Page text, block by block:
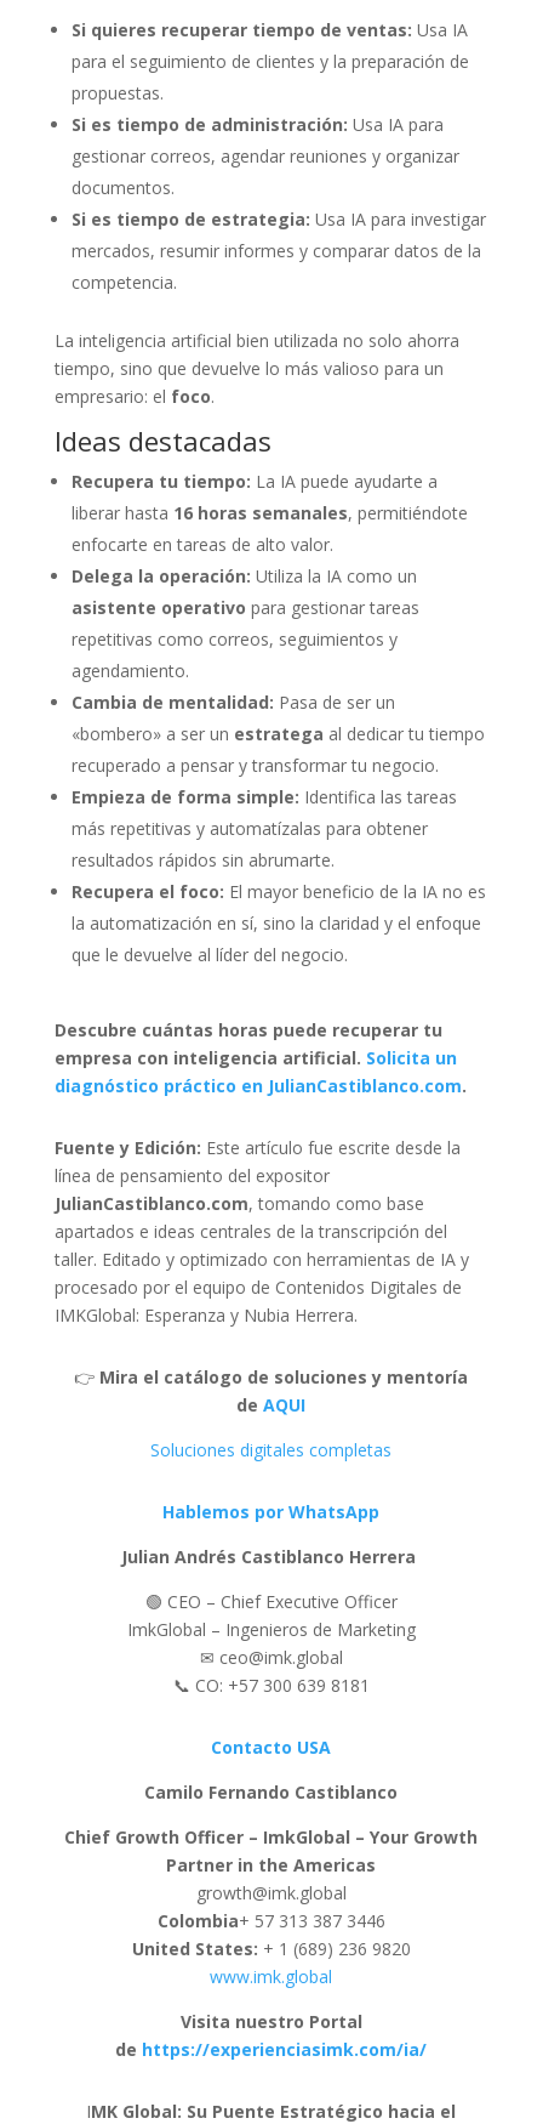
Si quieres recuperar tiempo de ventas: Usa IA
para el seguimiento de clientes y la preparación de
propuestas.
Si es tiempo de administración: Usa IA para
gestionar correos, agendar reuniones y organizar
documentos.
Si es tiempo de estrategia: Usa IA para investigar
mercados, resumir informes y comparar datos de la
competencia.
La inteligencia artificial bien utilizada no solo ahorra
tiempo, sino que devuelve lo más valioso para un
empresario: el foco.
Ideas destacadas
Recupera tu tiempo: La IA puede ayudarte a
liberar hasta 16 horas semanales, permitiéndote
enfocarte en tareas de alto valor.
Delega la operación: Utiliza la IA como un
asistente operativo para gestionar tareas
repetitivas como correos, seguimientos y
agendamiento.
Cambia de mentalidad: Pasa de ser un
«bombero» a ser un estratega al dedicar tu tiempo
recuperado a pensar y transformar tu negocio.
Empieza de forma simple: Identifica las tareas
más repetitivas y automatízalas para obtener
resultados rápidos sin abrumarte.
Recupera el foco: El mayor beneficio de la IA no es
la automatización en sí, sino la claridad y el enfoque
que le devuelve al líder del negocio.
Descubre cuántas horas puede recuperar tu
empresa con inteligencia artificial. Solicita un
diagnóstico práctico en JulianCastiblanco.com.
Fuente y Edición: Este artículo fue escrite desde la
línea de pensamiento del expositor
JulianCastiblanco.com, tomando como base
apartados e ideas centrales de la transcripción del
taller. Editado y optimizado con herramientas de IA y
procesado por el equipo de Contenidos Digitales de
IMKGlobal: Esperanza y Nubia Herrera.
👉 Mira el catálogo de soluciones y mentoría
de AQUI
Soluciones digitales completas
Hablemos por WhatsApp
Julian Andrés Castiblanco Herrera
🟢 CEO – Chief Executive Officer
ImkGlobal – Ingenieros de Marketing
✉ ceo@imk.global
📞 CO: +57 300 639 8181
Contacto USA
Camilo Fernando Castiblanco
Chief Growth Officer – ImkGlobal – Your Growth
Partner in the Americas
growth@imk.global
Colombia+ 57 313 387 3446
United States: + 1 (689) 236 9820
www.imk.global
Visita nuestro Portal
de https://experienciasimk.com/ia/
IMK Global: Su Puente Estratégico hacia el